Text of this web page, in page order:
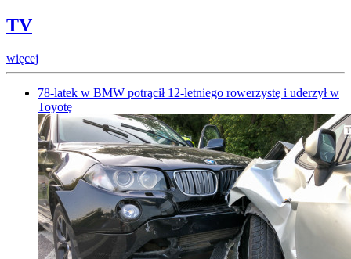
TV
więcej
78-latek w BMW potrącił 12-letniego rowerzystę i uderzył w
Toyotę